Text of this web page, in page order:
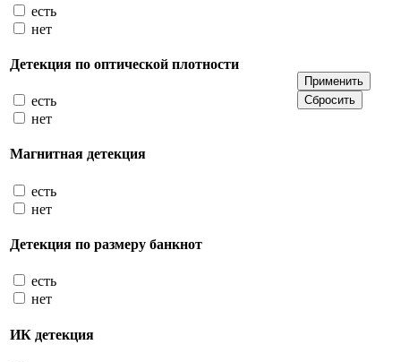
есть
нет
Детекция по оптической плотности
есть
нет
Магнитная детекция
есть
нет
Детекция по размеру банкнот
есть
нет
ИК детекция